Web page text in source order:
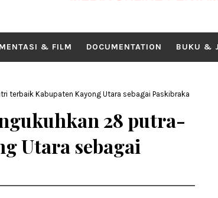
& FILM DOCUMENTATION BUKU &
terbaik Kabupaten Kayong Utara sebagai Paskibraka
28 putra-
Utara sebagai